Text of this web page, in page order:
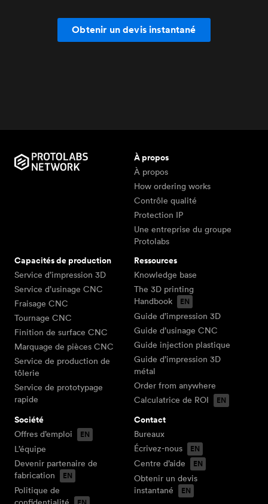
Obtenir un devis instantané
À propos
À propos
How ordering works
Contrôle qualité
Protection IP
Une entreprise du groupe
Protolabs
Capacités de production
Service d’impression 3D
Service d’usinage CNC
Fraisage CNC
Tournage CNC
Finition de surface CNC
Marquage de pièces CNC
Service de production de
tôlerie
Service de prototypage
rapide
Ressources
Knowledge base
The 3D printing
Handbook
Guide d’impression 3D
Guide d’usinage CNC
Guide injection plastique
Guide d’impression 3D
métal
Order from anywhere
Calculatrice de ROI
Société
Offres d’emploi
L’équipe
Devenir partenaire de
fabrication
Politique de
Contact
Bureaux
Écrivez-nous
Centre d’aide
Obtenir un devis
instantané